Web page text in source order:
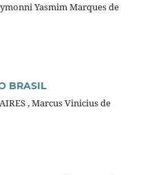
Yasmim Marques de
BRASIL
, Marcus Vinicius de